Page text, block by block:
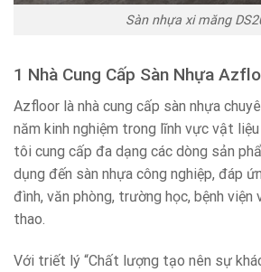
Sàn nhựa xi măng
1 Nhà Cung Cấp Sàn Nhựa
Azfloor là nhà cung cấp sàn nhựa
năm kinh nghiệm trong lĩnh vực vật liệu
tôi cung cấp đa dạng các dòng sản
dụng đến sàn nhựa công nghiệp, đáp
đình, văn phòng, trường học, bệnh viện
thao.
Với triết lý “Chất lượng tạo nên sự